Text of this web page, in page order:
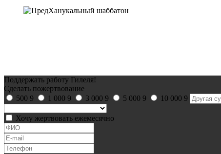
Поддержать работу Гилеля!
Сделать пожертвование
500 9 1 000 9 3 000 9 5 000 9 10 000 9
Хочу жертвовать ежемесячно